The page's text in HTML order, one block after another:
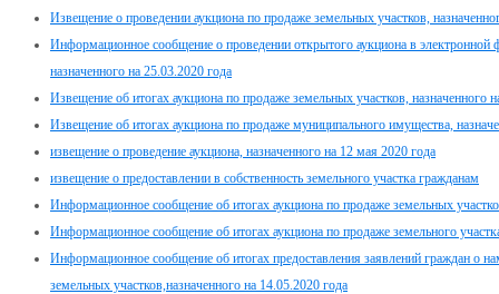
Извещение о проведении аукциона по продаже земельных участков,
Информационное сообщение о проведении открытого аукциона в
назначенного на 25.03.2020 года
Извещение об итогах аукциона по продаже земельных участков, назначенного
Извещение об итогах аукциона по продаже муниципального имущества,
извещение о проведение аукциона, назначенного на 12 мая 2020 года
извещение о предоставлении в собственность земельного участка гражданам
Информационное сообщение об итогах аукциона по продаже земельных
Информационное сообщение об итогах аукциона по продаже земельного
Информационное сообщение об итогах предоставления заявлений граждан о
земельных участков,назначенного на 14.05.2020 года